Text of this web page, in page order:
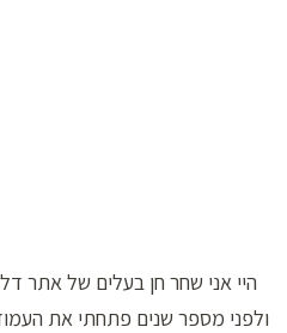
היי אני שחר חן בעלים של אתר
ולפני מספר שנים פתחתי את